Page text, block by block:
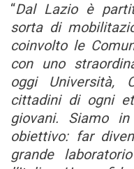
“Dal Lazio è
sorta di
coinvolto le
con uno
oggi Università,
cittadini di ogni
giovani. Siamo
obiettivo: far
grande